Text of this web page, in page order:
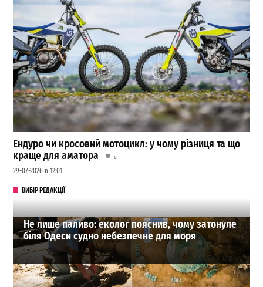
Ендуро чи кросовий мотоцикл: у чому різниця та що
краще для аматора
0
29-07-2026 в 12:01
ВИБІР РЕДАКЦІЇ
Не лише паливо: еколог пояснив, чому затонуле
біля Одеси судно небезпечне для моря